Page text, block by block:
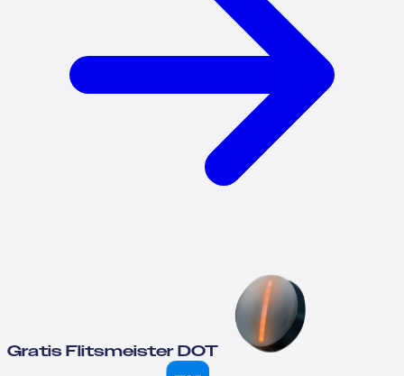
Gratis Flitsmeister DOT